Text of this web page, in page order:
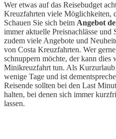
Wer etwas auf das Reisebudget
Kreuzfahrten viele Möglichkeiten,
Schauen Sie sich beim Angebot
immer aktuelle Preisnachlässe und
zudem viele Angebote und
von Costa Kreuzfahrten. Wer
schnuppern möchte, der kann dies
Minikreuzfahrt tun. Als Kurzurlaub
wenige Tage und ist
Reisende sollten bei den Last
halten, bei denen sich immer
lassen.